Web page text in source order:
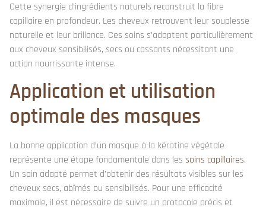
Cette synergie d’ingrédients naturels reconstruit la fibre
capillaire en profondeur. Les cheveux retrouvent leur souplesse
naturelle et leur brillance. Ces soins s’adaptent particulièrement
aux cheveux sensibilisés, secs ou cassants nécessitant une
action nourrissante intense.
Application et utilisation
optimale des masques
La bonne application d’un masque à la kératine végétale
représente une étape fondamentale dans les soins capillaires.
Un soin adapté permet d’obtenir des résultats visibles sur les
cheveux secs, abîmés ou sensibilisés. Pour une efficacité
maximale, il est nécessaire de suivre un protocole précis et